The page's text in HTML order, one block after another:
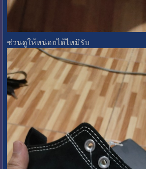
ช่วนดูให้หน่อยได้ไหมึรับ